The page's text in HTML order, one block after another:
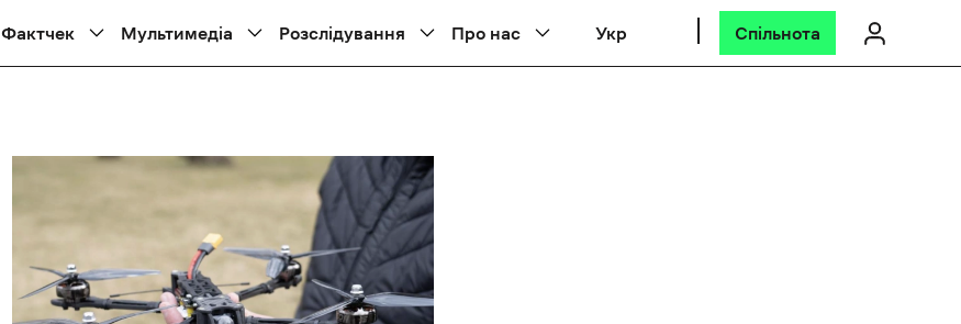
Фактчек Мультимедіа Розслідування Про нас Укр Спільнота